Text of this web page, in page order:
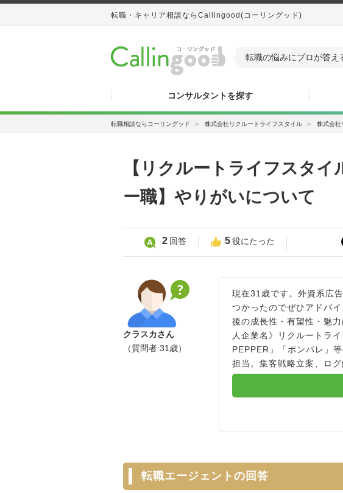
転職・キャリア相談ならCallingood(コーリングッド)
転職の悩みにプロが答え
コンサルタントを探す
転職相談ならコーリングッド ＞ 株式会社リクルートライフスタイル ＞ 株式会社
【リクルートライフスタ
ー職】やりがいについて
2 回答 5役にたった
現在31歳です。外資系広
つかったのでぜひアドバ
後の成長性・有望性・魅
人企業名》リクルートラ
PEPPER」「ポンパレ」
担当。集客戦略立案、ログ
クラスカさん
（質問者:31歳）
転職エージェントの回答